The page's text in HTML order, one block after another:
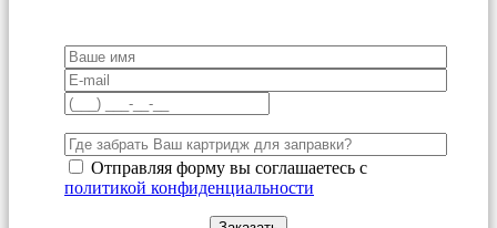
Отправляя форму вы соглашаетесь с
политикой конфиденциальности